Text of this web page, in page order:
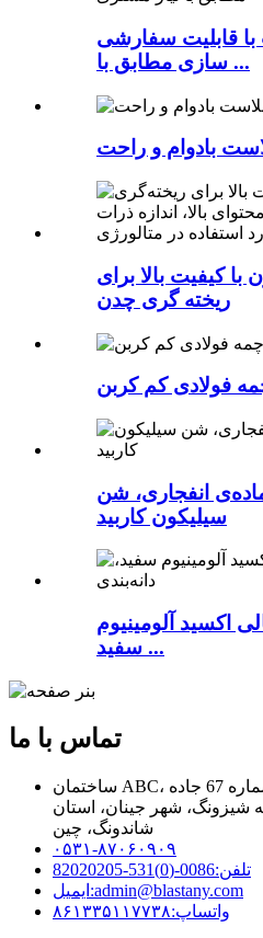
با قابلیت سفارشی
سازی مطابق با ...
بادوام و راحت
با کیفیت بالا برای
ریخته گری چدن
فولادی کم کربن
انفجاری، شن
سیلیکون کاربید
اکسید آلومینیوم
سفید ...
تماس با ما
ساختمان ABC، پایتخت تجاری اویاداگوان، شماره 67 جاده
شیزونگ، شهر جینان، استان
شاندونگ، چین
۰۵۳۱-۸۷۰۶۰۹۰۹
تلفن:0086-(0)531-82020205
ایمیل:admin@blastany.com
واتساپ:۸۶۱۳۳۵۱۱۷۷۳۸